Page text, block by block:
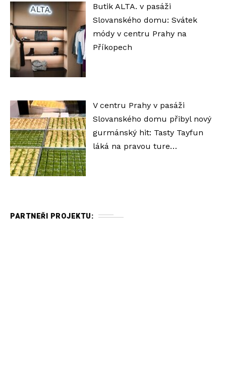
Butik ALTA. v pasáži
Slovanského domu: Svátek
módy v centru Prahy na
Příkopech
V centru Prahy v pasáži
Slovanského domu přibyl nový
gurmánský hit: Tasty Tayfun
láká na pravou ture…
PARTNEŘI PROJEKTU: